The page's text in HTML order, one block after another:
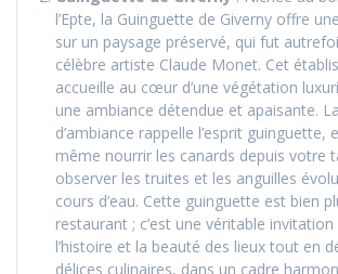
l’Epte, la Guinguette de Giverny offre
sur un paysage préservé, qui fut
célèbre artiste Claude Monet. Cet
accueille au cœur d’une végétation
une ambiance détendue et apaisante.
d’ambiance rappelle l’esprit guinguette,
même nourrir les canards depuis votre
observer les truites et les anguilles
cours d’eau. Cette guinguette est bien
restaurant ; c’est une véritable
l’histoire et la beauté des lieux tout en
délices culinaires, dans un cadre